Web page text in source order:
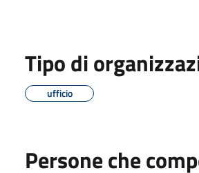
Tipo di
ufficio
Persone che